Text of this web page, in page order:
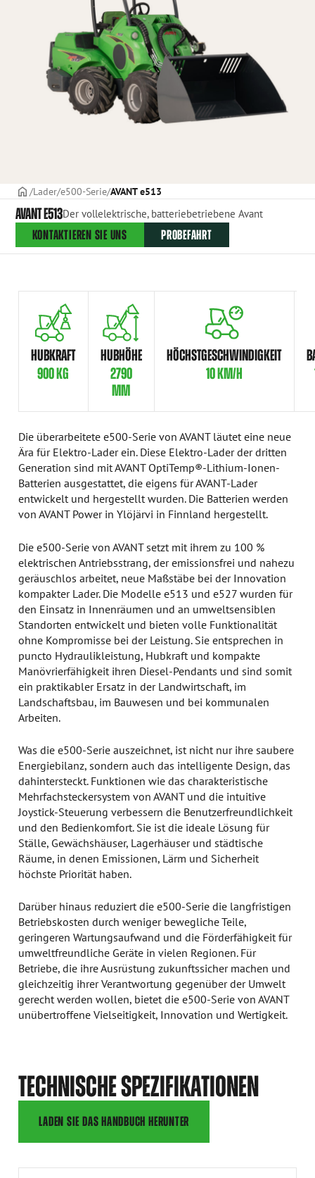
TITELSEITE
Lader e500-Serie AVANT e513
AVANT E513Der vollelektrische, batteriebetriebene Avant
KONTAKTIEREN SIE UNS PROBEFAHRT
HUBKRAFT
900 KG
HUBHÖHE
2790
MM
HÖCHSTGESCHWINDIGKEIT
10 KM/H
Die überarbeitete e500-Serie von AVANT läutet eine neue
Ära für Elektro-Lader ein. Diese Elektro-Lader der dritten
Generation sind mit AVANT OptiTemp®-Lithium-Ionen-
Batterien ausgestattet, die eigens für AVANT-Lader
entwickelt und hergestellt wurden. Die Batterien werden
von AVANT Power in Ylöjärvi in Finnland hergestellt.
Die e500-Serie von AVANT setzt mit ihrem zu 100 %
elektrischen Antriebsstrang, der emissionsfrei und nahezu
geräuschlos arbeitet, neue Maßstäbe bei der Innovation
kompakter Lader. Die Modelle e513 und e527 wurden für
den Einsatz in Innenräumen und an umweltsensiblen
Standorten entwickelt und bieten volle Funktionalität
ohne Kompromisse bei der Leistung. Sie entsprechen in
puncto Hydraulikleistung, Hubkraft und kompakte
Manövrierfähigkeit ihren Diesel-Pendants und sind somit
ein praktikabler Ersatz in der Landwirtschaft, im
Landschaftsbau, im Bauwesen und bei kommunalen
Arbeiten.
Was die e500-Serie auszeichnet, ist nicht nur ihre saubere
Energiebilanz, sondern auch das intelligente Design, das
dahintersteckt. Funktionen wie das charakteristische
Mehrfachsteckersystem von AVANT und die intuitive
Joystick-Steuerung verbessern die Benutzerfreundlichkeit
und den Bedienkomfort. Sie ist die ideale Lösung für
Ställe, Gewächshäuser, Lagerhäuser und städtische
Räume, in denen Emissionen, Lärm und Sicherheit
höchste Priorität haben.
Darüber hinaus reduziert die e500-Serie die langfristigen
Betriebskosten durch weniger bewegliche Teile,
geringeren Wartungsaufwand und die Förderfähigkeit für
umweltfreundliche Geräte in vielen Regionen. Für
Betriebe, die ihre Ausrüstung zukunftssicher machen und
gleichzeitig ihrer Verantwortung gegenüber der Umwelt
gerecht werden wollen, bietet die e500-Serie von AVANT
unübertroffene Vielseitigkeit, Innovation und Wertigkeit.
TECHNISCHE SPEZIFIKATIONEN
LADEN SIE DAS HANDBUCH HERUNTER